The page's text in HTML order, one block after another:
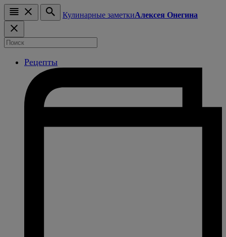
Кулинарные заметкиАлексея Онегина
Рецепты